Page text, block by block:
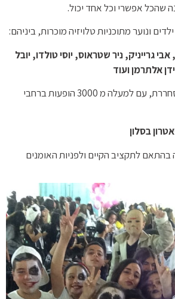
שהכל אפשרי וכל אחד יכול.
ונוער מתוכניות טלויזיה מוכרות, ביניהם:
גרייניק, ניר שטראוס, יוסי טולדו, יובל
אלתרמן ועוד
המופע זוכה להצלחה מסחררת, עם למעלה מ 3000 הופעות ברחבי
בסלון
לתקציב הקיים ולפניות האומנים